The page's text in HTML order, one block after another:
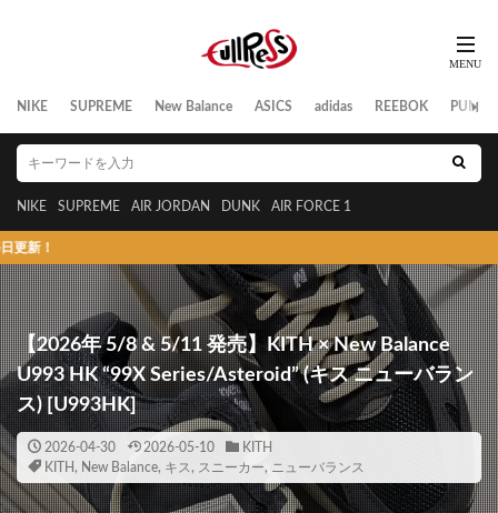
NIKE SUPREME New Balance ASICS adidas REEBOK PUMA
NIKE SUPREME AIR JORDAN DUNK AIR FORCE 1
【2026年 5/8 & 5/11 発売】KITH × New Balance
U993 HK “99X Series/Asteroid” (キス ニューバラン
ス) [U993HK]
2026-04-30 2026-05-10
KITH
KITH , New Balance, キス , スニーカー, ニューバランス